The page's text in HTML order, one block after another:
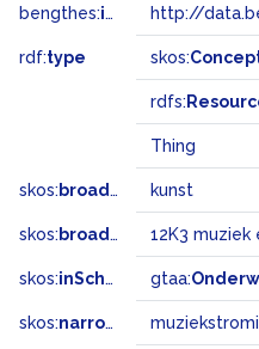
bengthes:inSet http://
rdf:type skos:
rdfs:
Thing
skos: broader kunst
skos: broadMatch 12K3 muziek
skos:inScheme gtaa:
skos:narrower